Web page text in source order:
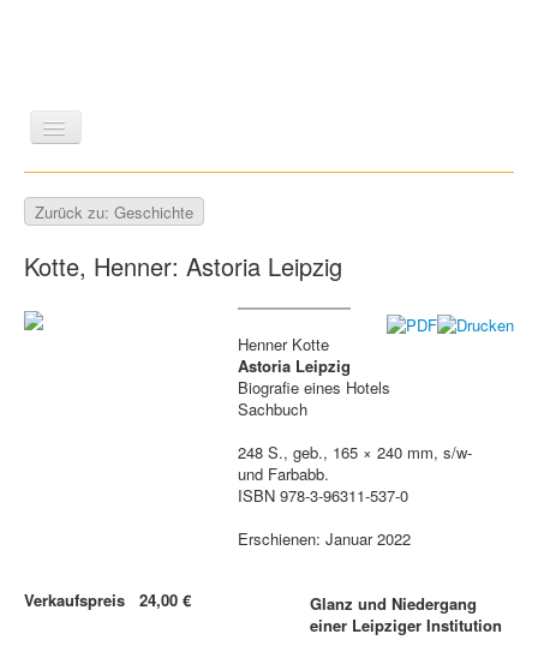
GESCHICHTE
ZEITSCHRIFTEN/VERZEICHNISSE
Zurück zu: Geschichte
Kotte, Henner: Astoria Leipzig
Verkaufspreis 24,00 €
Henner Kotte
Astoria Leipzig
Biografie eines Hotels
Sachbuch
248 S., geb., 165 × 240 mm, s/w-
und Farbabb.
ISBN 978-3-96311-537-0
Erschienen: Januar 2022
Glanz und Niedergang
einer Leipziger Institution